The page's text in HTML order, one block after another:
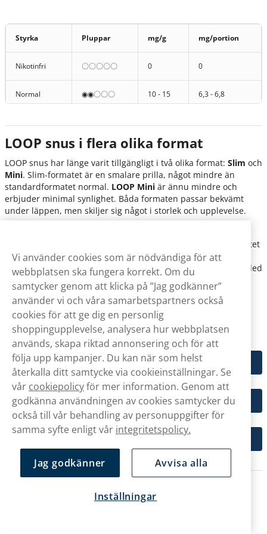
Loop Strawberry Ice Strong
Jordgubb och
Strong
Loop Fresh Spearmint Mini Hyper
Strong
Spearmint
Loop Pineapple Ice Strong Ananas och mint
Loop Sicily Spritz Strong Summer
Edition
Bitter apelsin, citrus
Styrka Pluppar mg/g mg/portion
Nikotinfri 〇〇〇〇〇 0 0
Normal ◉◉〇〇〇 10 - 15 6,3 - 6,8
Stark ◉◉◉◉〇 20 12,5
Extra stark ◉◉◉◉◉ 25 15,6
LOOP snus i flera olika format
LOOP snus har länge varit tillgängligt i två olika format: Slim och
Mini. Slim-formatet är en smalare prilla, något mindre än
standardformatet normal. LOOP Mini är ännu mindre och
erbjuder minimal synlighet. Båda formaten passar bekvämt
under läppen, men skiljer sig något i storlek och upplevelse.
. Mega-formatet
är ett stort format (Large/Normal) som efterliknar formatet på
traditionellt snus, och varje prilla väger ca 1 gram. Mini Xtended
liknar det vanliga mini-formatet, men har designats för att
erbjuda en annorlunda känsla under läppen.
Här kan du klicka dig vidare för att se fler produkter i de olika
formaten:
Slim
Mini
Large/Normal
Vi använder cookies som är nödvändiga för att
webbplatsen ska fungera korrekt. Om du
samtycker genom att klicka på ”Jag godkänner”
använder vi och våra samarbetspartners också
cookies för att ge dig en personlig
shoppingupplevelse, analysera hur webbplatsen
används, skapa riktad annonsering och för att
följa upp kampanjer. Du kan när som helst
återkalla ditt samtycke via cookieinställningar. Se
vår cookiepolicyför mer information. Genom att
godkänna användningen av cookies samtycker du
också till vår behandling av personuppgifter för
samma syfte enligt vår integritetspolicy.
Jag godkänner Avvisa alla
Inställningar